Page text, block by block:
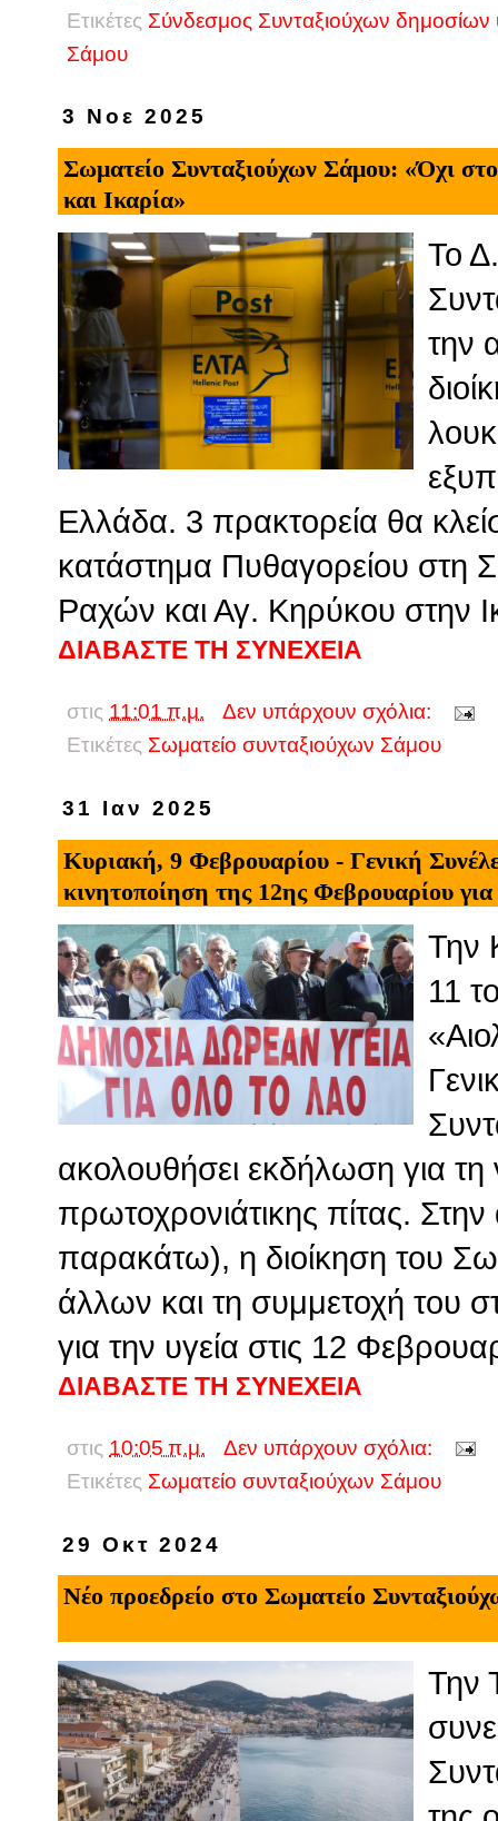
Ετικέτες Σύνδεσμος Συνταξιούχων
Σάμου
3 Νοε 2025
Σωματείο Συνταξιούχων Σάμου: «Όχι
και Ικαρία»
Το
την
Ελλάδα. 3 πρακτορεία θα
κατάστημα Πυθαγορείου στη
Ραχών και Αγ. Κηρύκου στην
ΔΙΑΒΑΣΤΕ ΤΗ ΣΥΝΕΧΕΙΑ
στις 11:01 π.μ.
Δεν υπάρχουν σχόλια:
Ετικέτες Σωματείο συνταξιούχων Σάμου
31 Ιαν 2025
Κυριακή, 9 Φεβρουαρίου - Γενική
κινητοποίηση της 12ης Φεβρουαρίου για
Την
11
ακολουθήσει εκδήλωση για
πρωτοχρονιάτικης πίτας.
παρακάτω), η διοίκηση του
άλλων και τη συμμετοχή του
για την υγεία στις 12
ΔΙΑΒΑΣΤΕ ΤΗ ΣΥΝΕΧΕΙΑ
στις 10:05 π.μ.
Δεν υπάρχουν σχόλια:
Ετικέτες Σωματείο συνταξιούχων Σάμου
29 Οκτ 2024
Νέο προεδρείο στο Σωματείο
Την